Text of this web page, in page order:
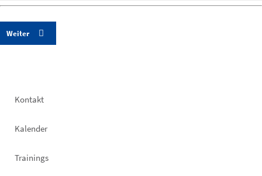
Footer
Kontakt
Kalender
Trainings